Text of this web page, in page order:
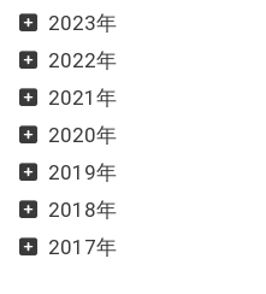
2023年
2022年
2021年
2020年
2019年
2018年
2017年